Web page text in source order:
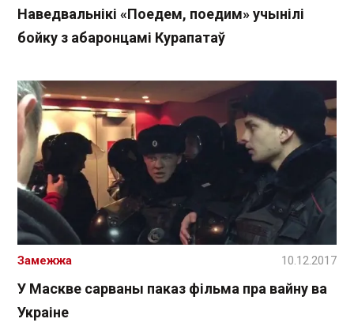
Наведвальнікі «Поедем, поедим» учынілі
бойку з абаронцамі Курапатаў
У Маскве сарваны паказ фільма пра вайну ва
Украіне
Замежжа 10.12.2017